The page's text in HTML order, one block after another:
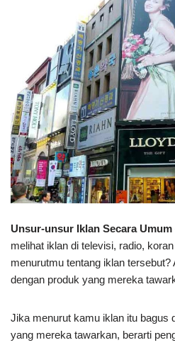
Unsur-unsur Iklan Secara Umum
melihat iklan di televisi, radio,
menurutmu tentang iklan tersebut?
dengan produk yang mereka
Jika menurut kamu iklan itu bagus
yang mereka tawarkan, berarti